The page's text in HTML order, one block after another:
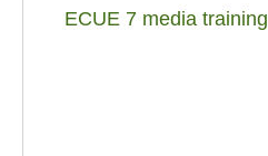
ECUE 7 media training